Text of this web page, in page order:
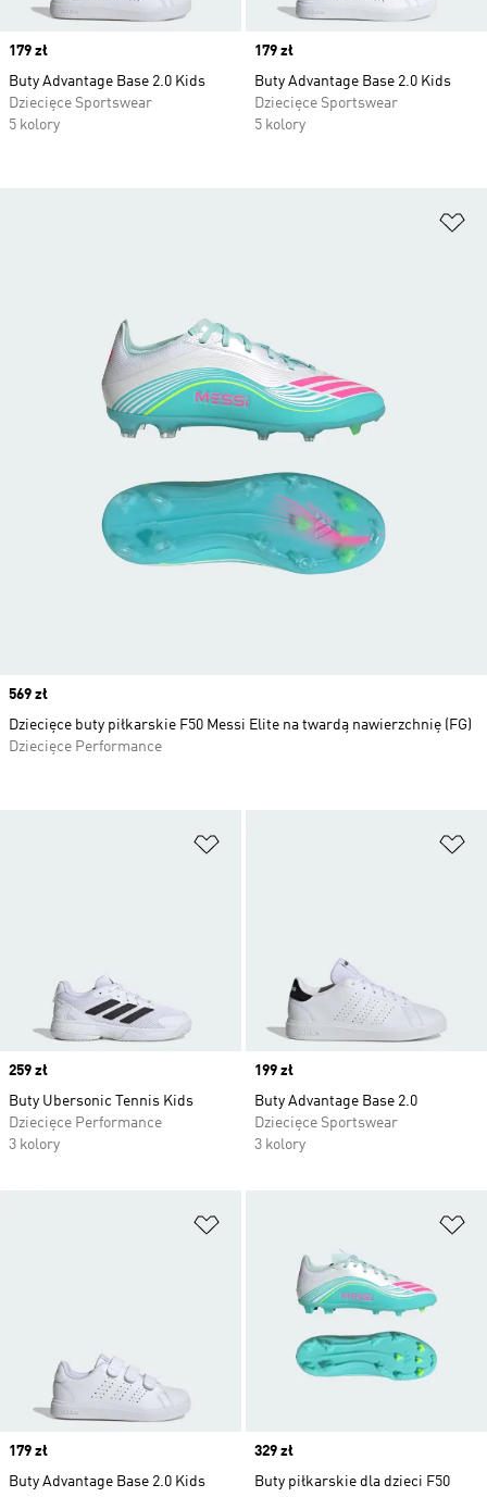
Price
179 zł
Buty Advantage Base 2.0 Kids
Dziecięce Sportswear
5 kolory
Price
179 zł
Buty Advantage Base 2.0 Kids
Dziecięce Sportswear
5 kolory
Price
259 zł
Buty Ubersonic Tennis Kids
Dziecięce Performance
3 kolory
Price
199 zł
Buty Advantage Base 2.0
Dziecięce Sportswear
3 kolory
Price
179 zł
Buty Advantage Base 2.0 Kids
Price
329 zł
Buty piłkarskie dla dzieci F50
Price
569 zł
Dziecięce buty piłkarskie F50 Messi Elite na twardą nawierzchnię (FG)
Dziecięce Performance